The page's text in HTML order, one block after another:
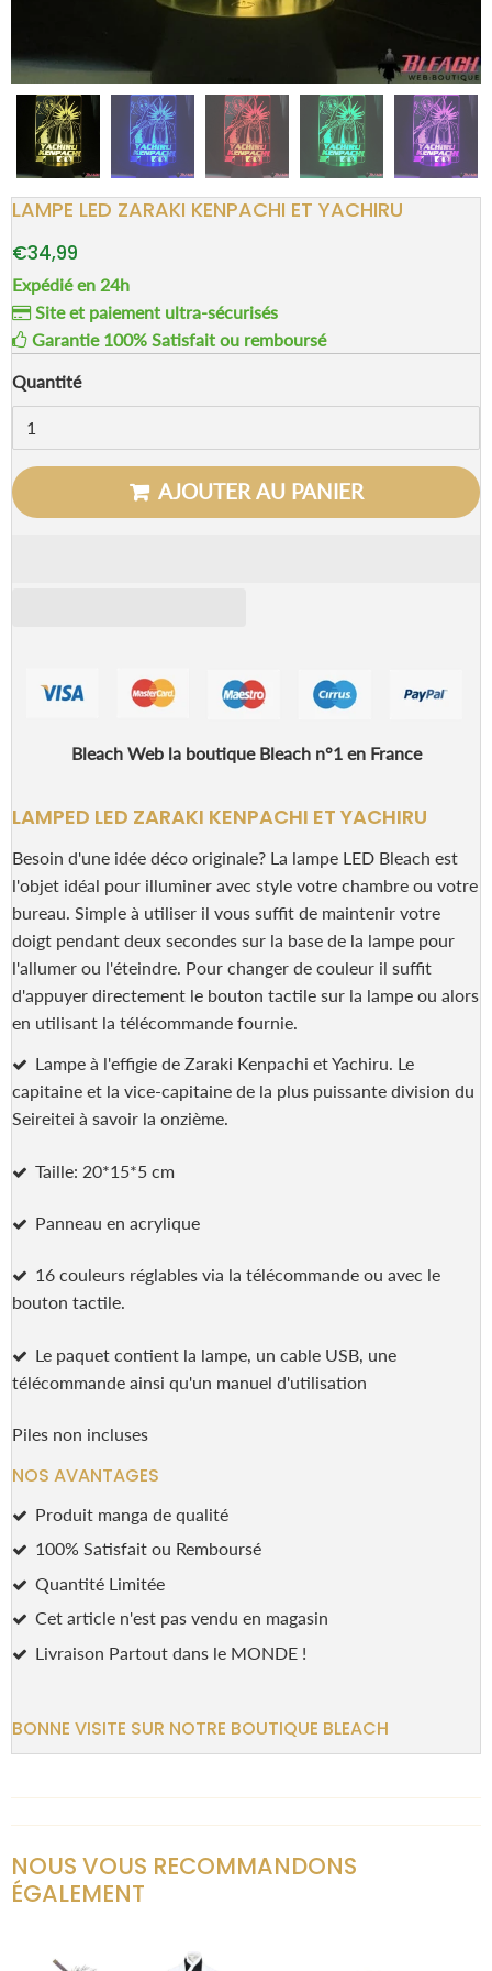
LAMPE LED ZARAKI KENPACHI ET YACHIRU
€34,99
Expédié en 24h
Site et paiement ultra-sécurisés
Garantie 100% Satisfait ou remboursé
Quantité
AJOUTER AU PANIER
Bleach Web la boutique Bleach n°1 en France
LAMPED LED ZARAKI KENPACHI ET YACHIRU
Besoin d'une idée déco originale? La lampe LED Bleach est
l'objet idéal pour illuminer avec style votre chambre ou votre
bureau. Simple à utiliser il vous suffit de maintenir votre
doigt pendant deux secondes sur la base de la lampe pour
l'allumer ou l'éteindre. Pour changer de couleur il suffit
d'appuyer directement le bouton tactile sur la lampe ou alors
en utilisant la télécommande fournie.
Lampe à l'effigie de Zaraki Kenpachi et Yachiru. Le
capitaine et la vice-capitaine de la plus puissante division du
Seireitei à savoir la onzième.
Taille: 20*15*5 cm
Panneau en acrylique
16 couleurs réglables via la télécommande ou avec le
bouton tactile.
Le paquet contient la lampe, un cable USB, une
télécommande ainsi qu'un manuel d'utilisation
Piles non incluses
NOS AVANTAGES
Produit manga de qualité
100% Satisfait ou Remboursé
Quantité Limitée
Cet article n'est pas vendu en magasin
Livraison Partout dans le MONDE !
BONNE VISITE SUR NOTRE BOUTIQUE BLEACH
NOUS VOUS RECOMMANDONS
ÉGALEMENT